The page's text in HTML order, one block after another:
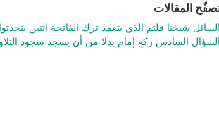
المقالات
السائل شيخنا قلتم الذي يتعمد ترك الفاتحة اثنين
السؤال السادس ركع إمام بدلا من أن يسجد سجود